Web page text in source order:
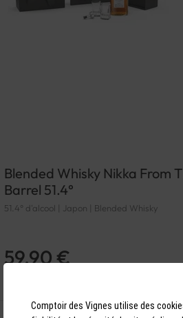
Blended Whisky Nikka From
Barrel 51.4°
51.4° d'alcool | Japon | Blended Whisky
59,90 €
Comptoir des Vignes utilise des